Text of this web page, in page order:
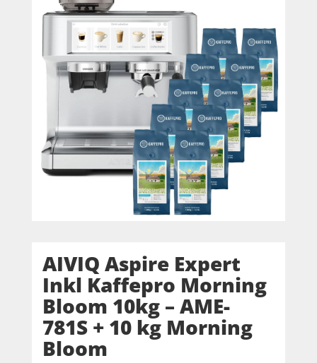
AIVIQ Aspire Expert
Inkl Kaffepro Morning
Bloom 10kg – AME-
781S + 10 kg Morning
Bloom